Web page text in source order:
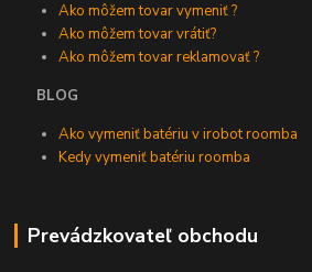
Ako môžem tovar vymeniť ?
Ako môžem tovar vrátiť?
Ako môžem tovar reklamovať ?
BLOG
Ako vymeniť batériu v irobot roomba
Kedy vymeniť batériu roomba
Prevádzkovateľ obchodu